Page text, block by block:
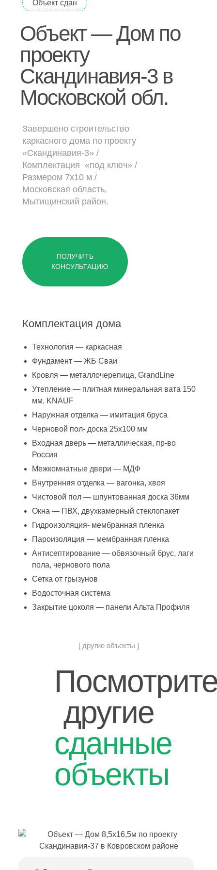
Дачные дома
[ о компании ]
Построенные объекты
Видеообзоры домов
Отзывы о компании
[ выставочный дом-офис ]
г. Владимир,
ул. Куйбышева, д.24А
[ наши соцсети ]
Объект сдан
Объект — Дом по
проекту
Скандинавия-3 в
Московской обл.
Завершено строительство
каркасного дома по проекту
«Скандинавия-3» /
Комплектация «под ключ» /
Размером 7х10 м /
Московская область,
Мытищинский район.
ПОЛУЧИТЬ
КОНСУЛЬТАЦИЮ
Комплектация дома
Технология — каркасная
Фундамент — ЖБ Сваи
Кровля — металлочерепица, GrandLine
Утепление — плитная минеральная вата 150
мм, KNAUF
Наружная отделка — имитация бруса
Черновой пол- доска 25х100 мм
Входная дверь — металлическая, пр-во
Россия
Межкомнатные двери — МДФ
Внутренняя отделка — вагонка, хвоя
Чистовой пол — шпунтованная доска 36мм
Окна — ПВХ, двухкамерный стеклопакет
Гидроизоляция- мембранная пленка
Пароизоляция — мембранная пленка
Антисептирование — обвязочный брус, лаги
пола, чернового пола
Сетка от грызунов
Водосточная система
Закрытие цоколя — панели Альта Профиля
[ другие объекты ]
другие
сданные
объекты